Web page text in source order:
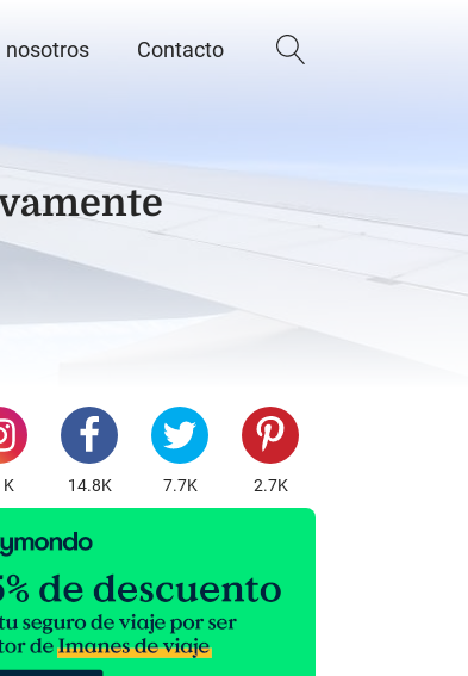
nosotros Contacto
14.8K 7.7K 2.7K